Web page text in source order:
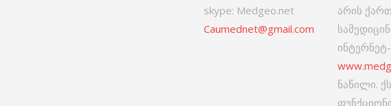
skype: Medgeo.net
Caumednet@gmail.com
არის
ნაწილი.